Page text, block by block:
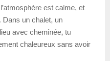
est calme, et
Dans un chalet, un
avec cheminée, tu
chaleureux sans avoir